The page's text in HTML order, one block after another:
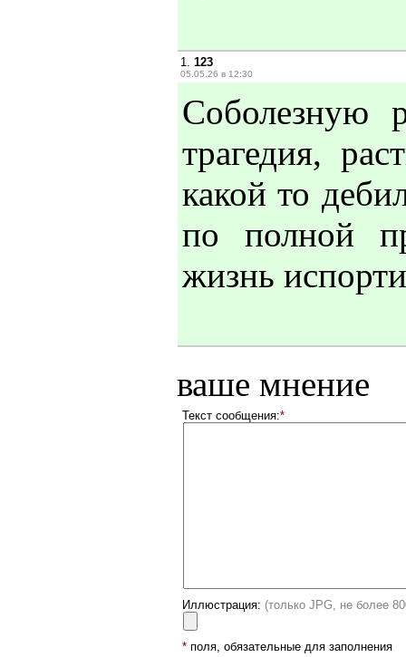
1. 123
05.05.26 в 12:30
Соболезную
трагедия,
какой то
по полной
жизнь
ваше мнение
Текст сообщения:*
Иллюстрация: (только JPG, не более
* поля, обязательные для заполнения